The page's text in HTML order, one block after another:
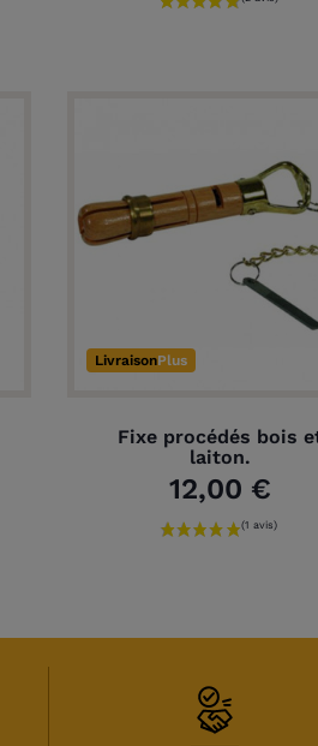
LivraisonPlus
Fixe procédés bois
laiton.
12,00 €